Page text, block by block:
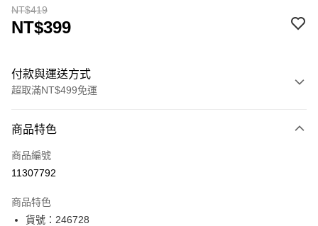
NT$419
NT$399
付款與運送方式
超取滿NT$499免運
icash Pay
信用卡一次付款
LINE Pay
商品特色
商品編號
11307792
商品特色
貨號：246728